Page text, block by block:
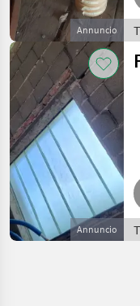
Annuncio
Annuncio